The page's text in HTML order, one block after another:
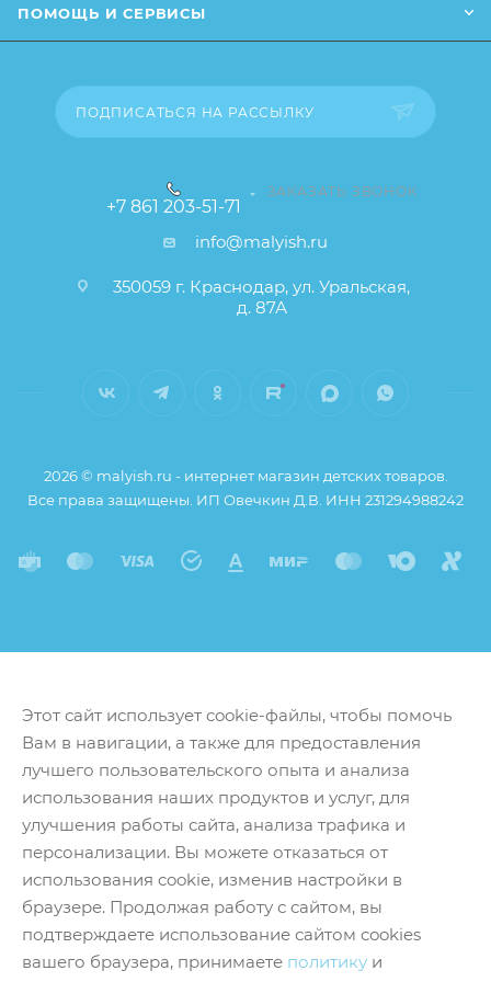
товара), при этом основные потребительские
ПОМОЩЬ И СЕРВИСЫ
ПОДПИСАТЬСЯ НА РАССЫЛКУ
+7 861 203-51-71
ЗАКАЗАТЬ ЗВОНОК
info@malyish.ru
350059 г. Краснодар, ул. Уральская,
д. 87А
2026 © malyish.ru - интернет магазин детских товаров.
Все права защищены. ИП Овечкин Д.В. ИНН 231294988242
Этот сайт использует cookie-файлы, чтобы помочь
Вам в навигации, а также для предоставления
лучшего пользовательского опыта и анализа
использования наших продуктов и услуг, для
улучшения работы сайта, анализа трафика и
персонализации. Вы можете отказаться от
использования cookie, изменив настройки в
браузере. Продолжая работу с сайтом, вы
подтверждаете использование сайтом cookies
вашего браузера, принимаете политику и